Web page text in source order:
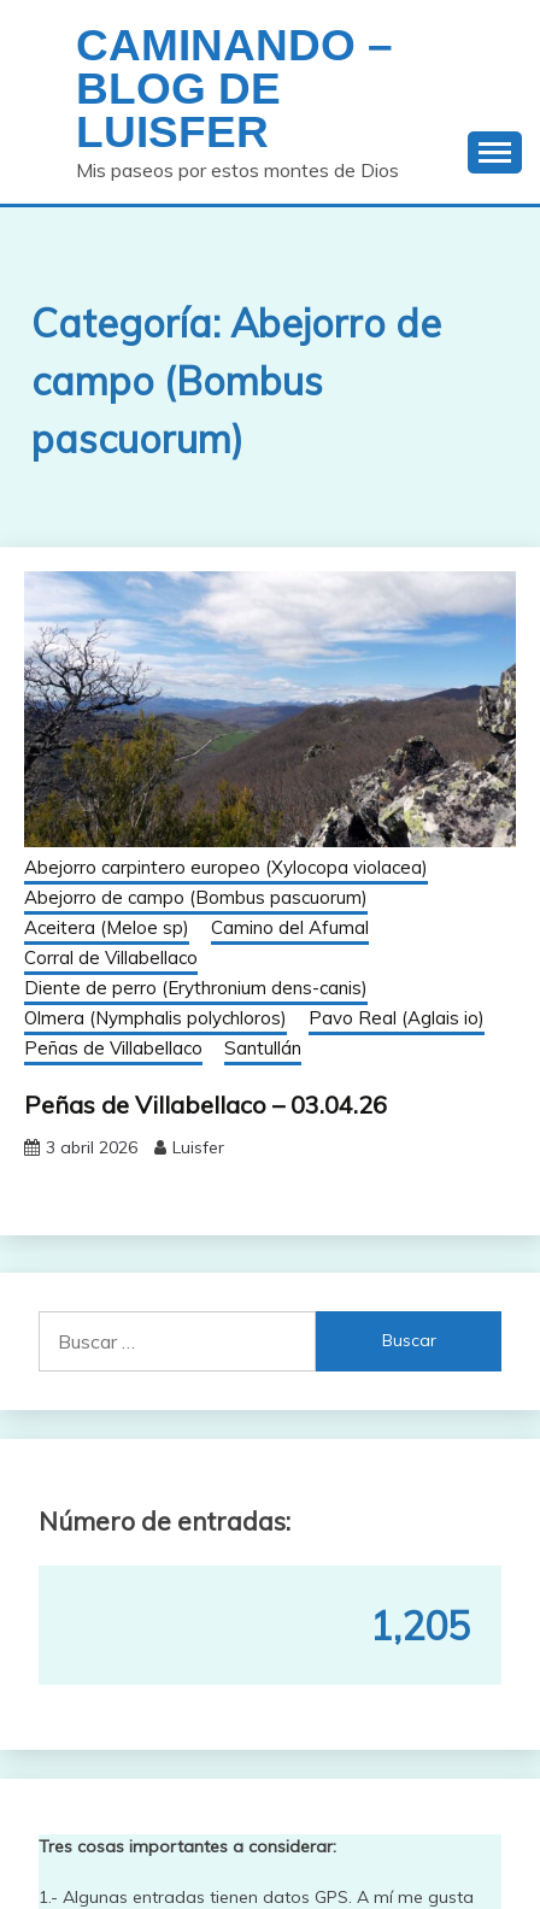
contenido
CAMINANDO –
BLOG DE
LUISFER
Mis paseos por estos montes de Dios
Categoría: Abejorro de
campo (Bombus
pascuorum)
Abejorro carpintero europeo (Xylocopa violacea)
Abejorro de campo (Bombus pascuorum)
Aceitera (Meloe sp)
Camino del Afumal
Corral de Villabellaco
Diente de perro (Erythronium dens-canis)
Olmera (Nymphalis polychloros)
Pavo Real (Aglais io)
Peñas de Villabellaco
Santullán
Peñas de Villabellaco – 03.04.26
3 abril 2026 Luisfer
Número de entradas:
1,205
Tres cosas importantes a considerar:
1.- Algunas entradas tienen datos GPS. A mí me gusta